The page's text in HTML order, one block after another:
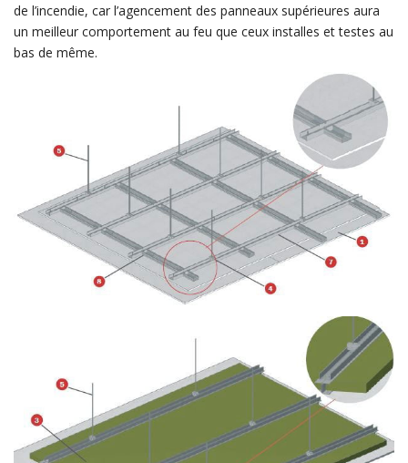
de l’incendie, car l’agencement des panneaux supérieures aura
un meilleur comportement au feu que ceux installes et testes au
bas de même.